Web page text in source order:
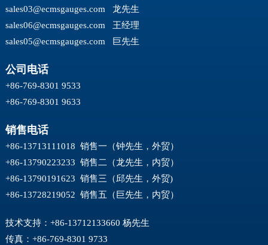
sales03@ecmsgauges.com 龙先生
sales06@ecmsgauges.com 王经理
sales05@ecmsgauges.com 巨先生
公司电话
+86-769-8301 9533
+86-769-8301 9633
销售电话
+86-13713111018 销售一（钟先生，外贸）
+86-13790223233 销售二（龙先生，内贸）
+86-13790191623 销售三（邱先生，外贸)
+86-13728219052 销售五（巨先生，内贸）
技术支持：+86-13712133660 杨先生
传真：+86-769-8301 9733